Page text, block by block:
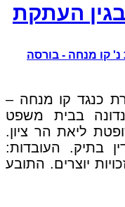
בגין העתקת
10-12 יניב פורת נ' קו מנחה - בורסה
כנגד קו מנחה –
בבית משפט
ליאת הר ציון.
פסק הדין בתיק. העובדות:
יוצרים. התובע